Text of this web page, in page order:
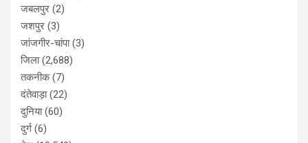
जबलपुर (2)
जशपुर (3)
जांजगीर-चांपा(3)
जिला(2,688)
तकनीक(7)
दंतेवाड़ा(22)
दुनिया(60)
दुर्ग (6)